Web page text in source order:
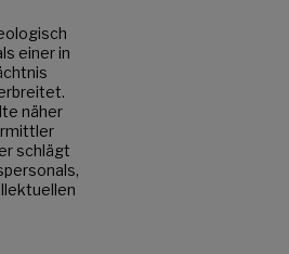
einer in
näher
schlägt